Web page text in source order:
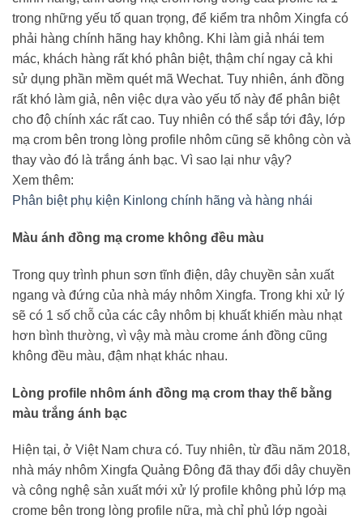
trong những yếu tố quan trọng, để kiểm tra nhôm Xingfa có
phải hàng chính hãng hay không. Khi làm giả nhái tem
mác, khách hàng rất khó phân biệt, thậm chí ngay cả khi
sử dụng phần mềm quét mã Wechat. Tuy nhiên, ánh đồng
rất khó làm giả, nên việc dựa vào yếu tố này để phân biệt
cho độ chính xác rất cao. Tuy nhiên có thể sắp tới đây, lớp
mạ crom bên trong lòng profile nhôm cũng sẽ không còn và
thay vào đó là trắng ánh bạc. Vì sao lại như vậy?
Xem thêm:
Phân biệt phụ kiện Kinlong chính hãng và hàng nhái
Màu ánh đồng mạ crome không đều màu
Trong quy trình phun sơn tĩnh điện, dây chuyền sản xuất
ngang và đứng của nhà máy nhôm Xingfa. Trong khi xử lý
sẽ có 1 số chỗ của các cây nhôm bị khuất khiến màu nhạt
hơn bình thường, vì vậy mà màu crome ánh đồng cũng
không đều màu, đậm nhạt khác nhau.
Lòng profile nhôm ánh đồng mạ crom thay thế bằng
màu trắng ánh bạc
Hiện tại, ở Việt Nam chưa có. Tuy nhiên, từ đầu năm 2018,
nhà máy nhôm Xingfa Quảng Đông đã thay đổi dây chuyền
và công nghệ sản xuất mới xử lý profile không phủ lớp mạ
crome bên trong lòng profile nữa, mà chỉ phủ lớp ngoài